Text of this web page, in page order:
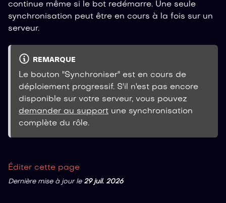
continue même si le bot redémarre. Une seule
synchronisation peut être en cours à la fois sur un
serveur.
REMARQUE
Le bouton "Synchroniser" est en cours de
déploiement progressif. S'il n'est pas encore
disponible sur votre serveur, vous pouvez
demander au support une synchronisation
complète du rôle.
Éditer cette page
Dernière mise à jourle 29 juil. 2026